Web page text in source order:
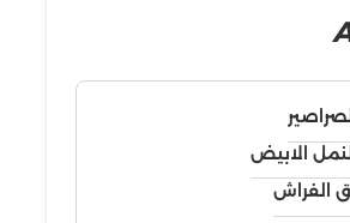
الابيض
الفراش